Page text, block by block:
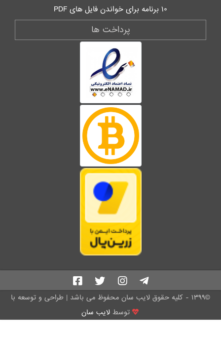
۱۰ برنامه برای خواندن فایل های PDF
پرداخت ها
توسطلایب سان